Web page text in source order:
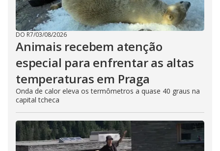
DO R7/03/08/2026
Animais recebem atenção
especial para enfrentar as altas
temperaturas em Praga
Onda de calor eleva os termômetros a quase 40 graus na
capital tcheca